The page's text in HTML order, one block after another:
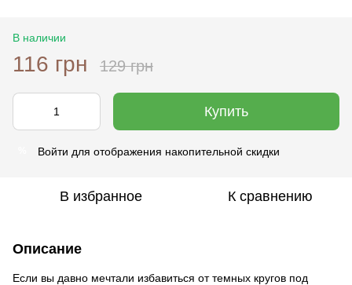
В наличии
116 грн 129 грн
Купить
Войти для отображения накопительной скидки
В избранное К сравнению
Описание
Если вы давно мечтали избавиться от темных кругов под